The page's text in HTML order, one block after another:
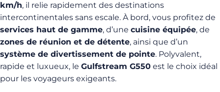
km/h, il relie rapidement des destinations
intercontinentales sans escale. À bord, vous profitez de
services haut de gamme, d’une cuisine équipée, de
zones de réunion et de détente, ainsi que d’un
système de divertissement de pointe. Polyvalent,
rapide et luxueux, le Gulfstream G550 est le choix idéal
pour les voyageurs exigeants.